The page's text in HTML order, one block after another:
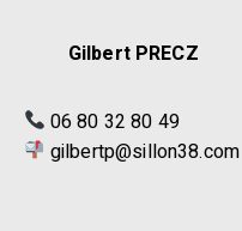
Gilbert PRECZ
06 80 32 80 49
gilbertp@sillon38.com